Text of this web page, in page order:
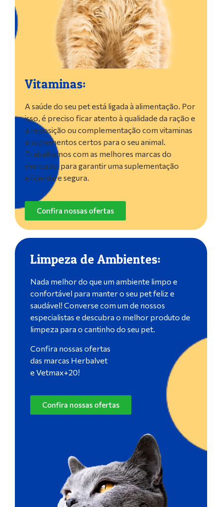
Vitaminas:
A saúde do seu pet está ligada à alimentação. Por
isso, é preciso ficar atento à qualidade da ração e
a reposição ou complementação com vitaminas
e suplementos certos para o seu animal.
Trabalhamos com as melhores marcas do
mercado, para garantir uma suplementação
eficiente e segura.
Confira nossas ofertas
Limpeza de Ambientes:
Nada melhor do que um ambiente limpo e
confortável para manter o seu pet feliz e
saudável! Converse com um de nossos
especialistas e descubra o melhor produto de
limpeza para o cantinho do seu pet.
Confira nossas ofertas
das marcas Herbalvet
e Vetmax+20!
Confira nossas ofertas